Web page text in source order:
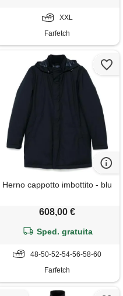
XXL
Farfetch
Herno cappotto imbottito - blu
608,00 €
Sped. gratuita
48-50-52-54-56-58-60
Farfetch